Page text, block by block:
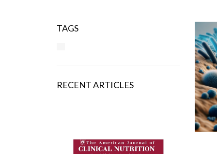
TAGS
RECENT ARTICLES